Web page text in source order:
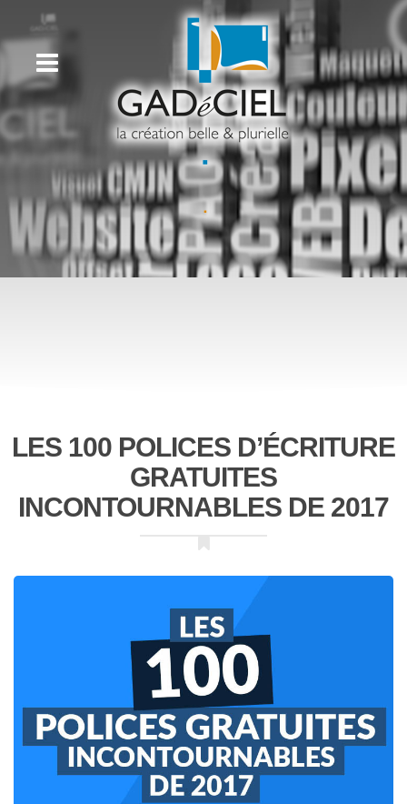
LES 100 POLICES D’ÉCRITURE
GRATUITES
INCONTOURNABLES DE 2017